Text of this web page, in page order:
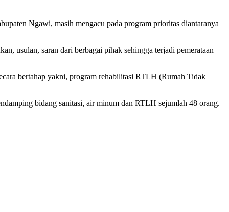
Ngawi, masih mengacu pada program prioritas diantaranya
usulan, saran dari berbagai pihak sehingga terjadi pemerataan
bertahap yakni, program rehabilitasi RTLH (Rumah Tidak
bidang sanitasi, air minum dan RTLH sejumlah 48 orang.